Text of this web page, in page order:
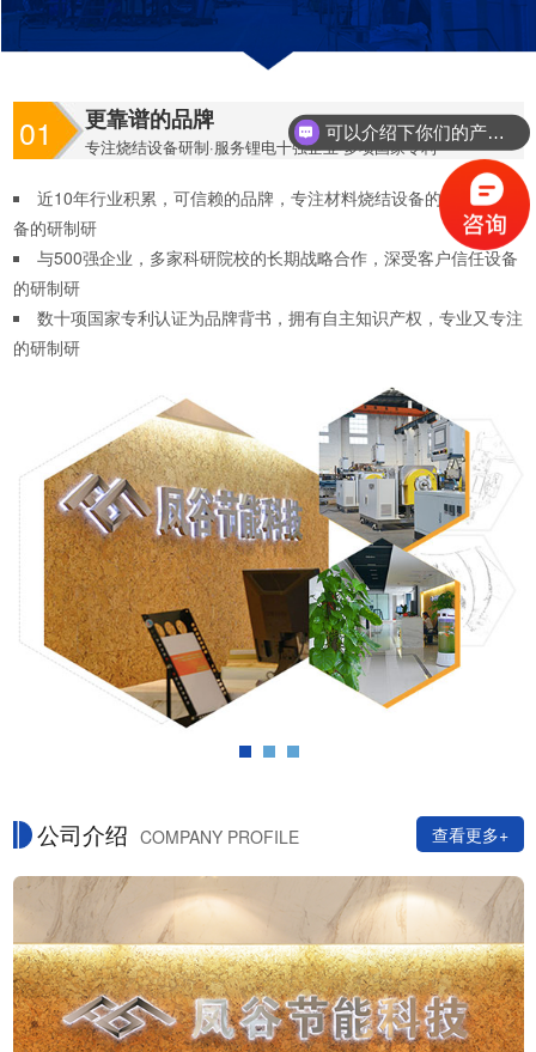
01 更靠谱的品牌
专注烧结设备研制·服务锂电十强企业·多项国家专利
近10年行业积累，可信赖的品牌，专注材料烧结设备的研制结设
备的研制研
与500强企业，多家科研院校的长期战略合作，深受客户信任设备
的研制研
数十项国家专利认证为品牌背书，拥有自主知识产权，专业又专注
的研制研
公司介绍 COMPANY PROFILE 查看更多+
你们是怎么收费的呢？